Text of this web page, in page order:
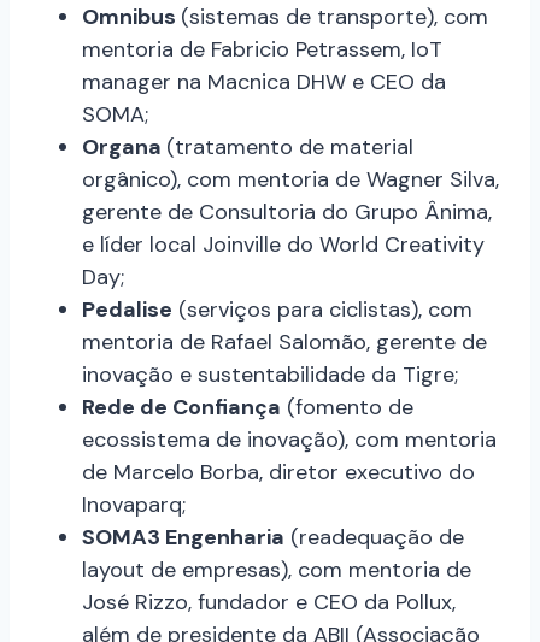
Omnibus (sistemas de transporte), com
mentoria de Fabricio Petrassem, IoT
manager na Macnica DHW e CEO da
SOMA;
Organa (tratamento de material
orgânico), com mentoria de Wagner Silva,
gerente de Consultoria do Grupo Ânima,
e líder local Joinville do World Creativity
Day;
Pedalise (serviços para ciclistas), com
mentoria de Rafael Salomão, gerente de
inovação e sustentabilidade da Tigre;
Rede de Confiança (fomento de
ecossistema de inovação), com mentoria
de Marcelo Borba, diretor executivo do
Inovaparq;
SOMA3 Engenharia (readequação de
layout de empresas), com mentoria de
José Rizzo, fundador e CEO da Pollux,
além de presidente da ABII (Associação